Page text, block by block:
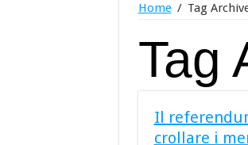
Home / Tag
Tag
Il
crollare i